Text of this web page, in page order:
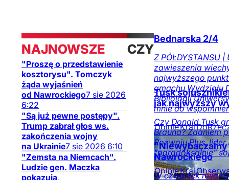
NAJNOWSZE
"Proszę o przedstawienie
kosztorysu". Tomczyk
żąda wyjaśnień
od Nawrockiego7 sie 2026
6:22
"Są już pewne postępy".
Trump zabrał głos ws.
zakończenia wojny
na Ukrainie7 sie 2026 6:10
"Zemsta na Niemcach".
Ludzie gen. Maczka
pokazują,
CZYTAJ
TAKŻE
Bednarska 2/4
Z PÓŁDYSTANSU
zawieszenia
najwyższego
gmachu Wydziału
Bibliologii
mnie do
OpinieKraj
na DoRzeczy.pl
Tusk
jak najwyższy
Czy Donald Tusk
Brauna? Zdaniem
Rozwoju Plus,
"paradoksalnie"
OpinieKraj
"Niewybaczalny
Nawrockiego
W czwartek mija